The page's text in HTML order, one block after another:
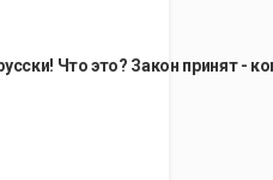
Что это? Закон принят -